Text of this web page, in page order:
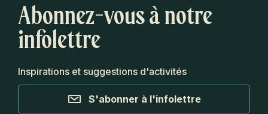
Abonnez-vous à notre
infolettre
Inspirations et suggestions d'activités
S'abonner à l'infolettre